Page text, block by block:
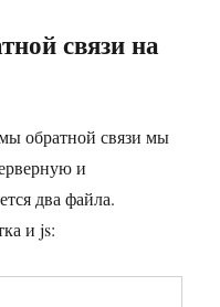
связи на
обратной связи мы
и
два файла.
и js: